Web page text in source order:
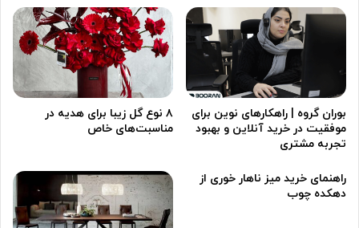
بوران گروه | راهکارهای نوین برای
موفقیت در خرید آنلاین و بهبود
تجربه مشتری
۸ نوع گل زیبا برای هدیه در
مناسبت‌های خاص
راهنمای خرید میز ناهار خوری از
دهکده چوب